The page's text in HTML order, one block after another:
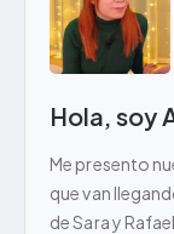
Hola, soy
Me presento
que van
de Sara y